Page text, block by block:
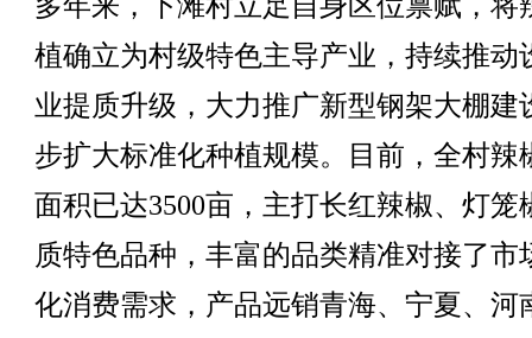
植确立为村级特色主导产业，持续推动
业提质升级，大力推广新型钢架大棚建
步扩大标准化种植规模。目前，全村辣
面积已达3500亩，主打长红辣椒、灯笼
质特色品种，丰富的品类精准对接了市
化消费需求，产品远销青海、宁夏、河